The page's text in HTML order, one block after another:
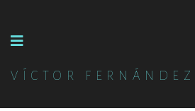
VÍCTOR FERNÁNDEZ